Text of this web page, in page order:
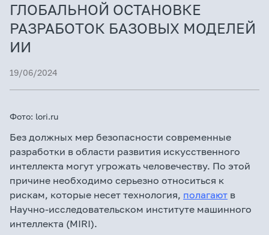
ГЛОБАЛЬНОЙ ОСТАНОВКЕ
РАЗРАБОТОК БАЗОВЫХ МОДЕЛЕЙ
ИИ
19/06/2024
Фото: lori.ru
Без должных мер безопасности современные
разработки в области развития искусственного
интеллекта могут угрожать человечеству. По этой
причине необходимо серьезно относиться к
рискам, которые несет технология, полагают в
Научно-исследовательском институте машинного
интеллекта (MIRI).